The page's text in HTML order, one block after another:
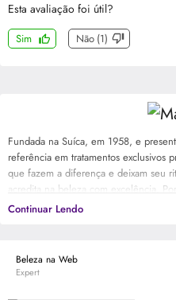
Esta avaliação foi útil?
Sim Não (1)
Fundada na Suíca, em 1958, e
referência em tratamentos exclusivos
que fazem a diferença e deixam seu
acredita na beleza com excelência.
tratamento e esmaltes com cores
Continuar Lendo
Beleza na Web
Expert